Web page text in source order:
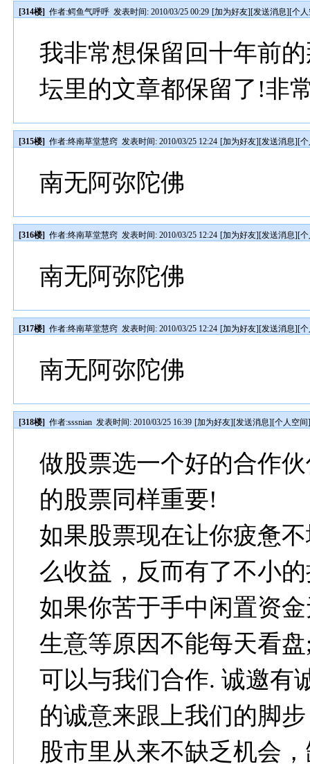
[314楼] 作者:鳄鱼气呼呼 发表时间: 2010/03/25 00:29 [加为好友][发送消息][个
我非常想保留回十年前
坛里的文章都保留了!非
[315楼] 作者:终南草堂慧窍 发表时间: 2010/03/25 12:24 [加为好友][发送消息][
南无阿弥陀佛
[316楼] 作者:终南草堂慧窍 发表时间: 2010/03/25 12:24 [加为好友][发送消息][
南无阿弥陀佛
[317楼] 作者:终南草堂慧窍 发表时间: 2010/03/25 12:24 [加为好友][发送消息][
南无阿弥陀佛
[318楼] 作者:sssnian 发表时间: 2010/03/25 16:39 [加为好友][发送消息][个人空间
做股票选一个好的合作
的股票同样重要!
如果股票现在让你疲惫
么收益，反而有了不小
如果你苦于手中闲置资
生意等原因不能每天看
可以与我们合作. 诚邀有
的诚意来跟上我们的脚
股市里从来不缺乏机会